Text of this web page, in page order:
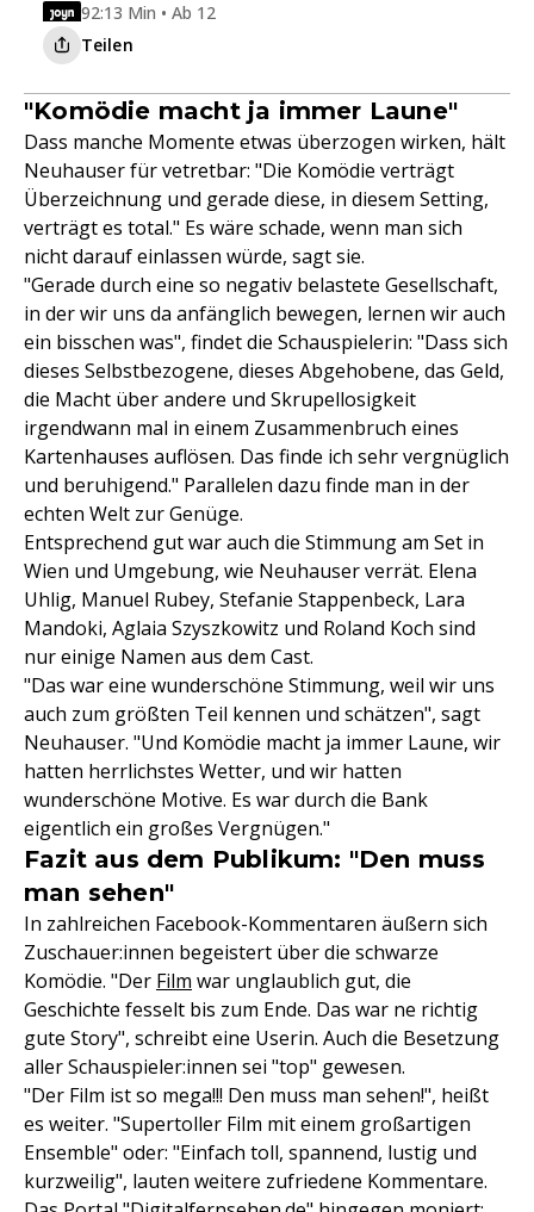
92:13 Min • Ab 12
Teilen
"Komödie macht ja immer Laune"
Dass manche Momente etwas überzogen wirken, hält
Neuhauser für vetretbar: "Die Komödie verträgt
Überzeichnung und gerade diese, in diesem Setting,
verträgt es total." Es wäre schade, wenn man sich
nicht darauf einlassen würde, sagt sie.
"Gerade durch eine so negativ belastete Gesellschaft,
in der wir uns da anfänglich bewegen, lernen wir auch
ein bisschen was", findet die Schauspielerin: "Dass sich
dieses Selbstbezogene, dieses Abgehobene, das Geld,
die Macht über andere und Skrupellosigkeit
irgendwann mal in einem Zusammenbruch eines
Kartenhauses auflösen. Das finde ich sehr vergnüglich
und beruhigend." Parallelen dazu finde man in der
echten Welt zur Genüge.
Entsprechend gut war auch die Stimmung am Set in
Wien und Umgebung, wie Neuhauser verrät. Elena
Uhlig, Manuel Rubey, Stefanie Stappenbeck, Lara
Mandoki, Aglaia Szyszkowitz und Roland Koch sind
nur einige Namen aus dem Cast.
"Das war eine wunderschöne Stimmung, weil wir uns
auch zum größten Teil kennen und schätzen", sagt
Neuhauser. "Und Komödie macht ja immer Laune, wir
hatten herrlichstes Wetter, und wir hatten
wunderschöne Motive. Es war durch die Bank
eigentlich ein großes Vergnügen."
Fazit aus dem Publikum: "Den muss
man sehen"
In zahlreichen Facebook-Kommentaren äußern sich
Zuschauer:innen begeistert über die schwarze
Komödie. "Der Film war unglaublich gut, die
Geschichte fesselt bis zum Ende. Das war ne richtig
gute Story", schreibt eine Userin. Auch die Besetzung
aller Schauspieler:innen sei "top" gewesen.
"Der Film ist so mega!!! Den muss man sehen!", heißt
es weiter. "Supertoller Film mit einem großartigen
Ensemble" oder: "Einfach toll, spannend, lustig und
kurzweilig", lauten weitere zufriedene Kommentare.